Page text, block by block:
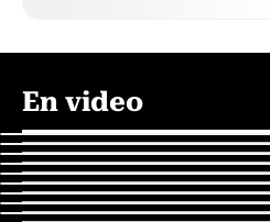
En video